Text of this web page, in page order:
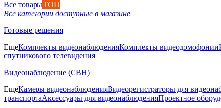
Все товарыТОП
Все категории доступные в магазине
Готовые решения
ЕщеКомплекты видеонаблюденияКомплекты видеодомофонии
спутникового телевидения
Видеонаблюдение (СВН)
ЕщеКамеры видеонаблюденияВидеорегистраторы для
транспортаАксессуары для видеонаблюденияПроектное